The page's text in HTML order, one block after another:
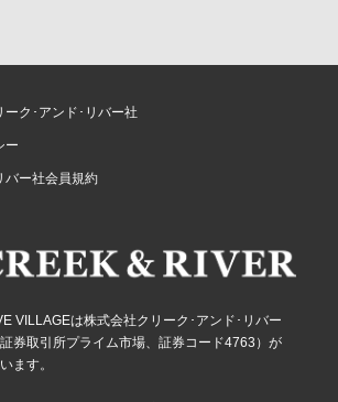
ク･アンド･リバー社
ー
バー社会員規約
VILLAGEは株式会社クリーク･アンド･リバー
券取引所プライム市場、証券コード4763）が
ます。